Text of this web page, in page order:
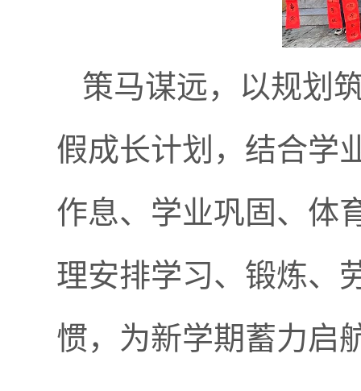
策马谋远，以规划
假成长计划，结合学
作息、学业巩固、体
理安排学习、锻炼、
惯，为新学期蓄力启